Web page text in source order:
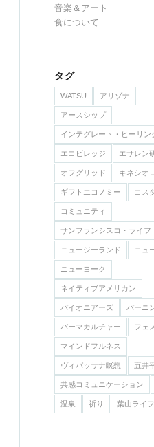
音楽＆アート
食について
タグ
WATSU アリゾナ
アースシップ
インテグレート・ヒーリン
エコビレッジ エサレン
オフグリッド キネシオ
ギフトエコノミー コス
コミュニティ
サンフランシスコ・ライフ
ニュージーランド ニュ
ニューヨーク
ネイティブアメリカン
バイオニアーズ バーニ
パーマカルチャー フェ
マインドフルネス
ヴィパッサナ瞑想 五井
共感コミュニケーション
温泉 祈り 葉山ライフ